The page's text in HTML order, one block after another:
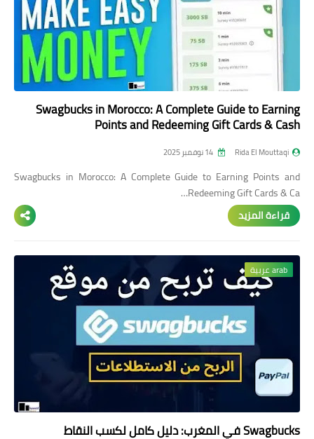
Swagbucks in Morocco: A Complete Guide to Earning
Points and Redeeming Gift Cards & Cash
Rida El Mouttaqi
Swagbucks in Morocco: A Complete Guide to Earning Points and
Redeeming Gift Cards & Ca…
قراءة المزيد
arab عربية
Swagbucks في المغرب: دليل كامل لكسب النقاط